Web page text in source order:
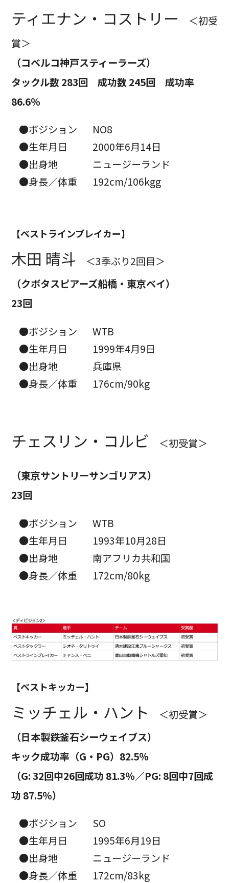
ティエナン・コストリー ＜初受
賞＞
（コベルコ神戸スティーラーズ）
タックル数 283回 成功数 245回 成功率
86.6％
●ポジション
NO8
●生年月日
2000年6月14日
●出身地
ニュージーランド
●身長／体重
192cm/106kgg
【ベストラインブレイカー】
木田 晴斗 ＜3季ぶり2回目＞
（クボタスピアーズ船橋・東京ベイ）
23回
●ポジション
WTB
●生年月日
1999年4月9日
●出身地
兵庫県
●身長／体重
176cm/90kg
チェスリン・コルビ ＜初受賞＞
（東京サントリーサンゴリアス）
23回
●ポジション
WTB
●生年月日
1993年10月28日
●出身地
南アフリカ共和国
●身長／体重
172cm/80kg
【ベストキッカー】
ミッチェル・ハント
＜初受賞＞
（日本製鉄釜石シーウェイブス）
キック成功率（G・PG）82.5％
（G: 32回中26回成功 81.3％／PG: 8回中7回成
功 87.5％）
●ポジション
SO
●生年月日
1995年6月19日
●出身地
ニュージーランド
●身長／体重
172cm/83kg